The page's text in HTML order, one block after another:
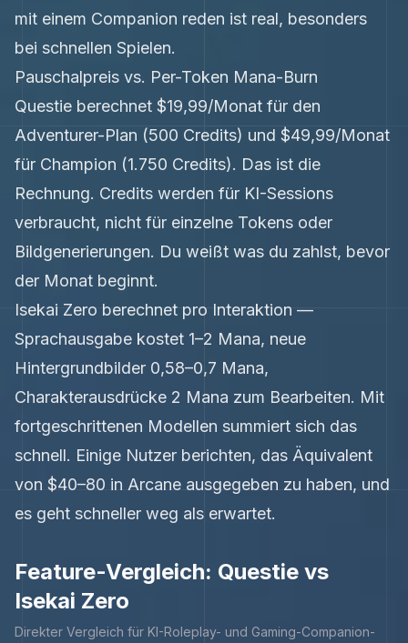
mit einem Companion reden ist real, besonders
bei schnellen Spielen.
Pauschalpreis vs. Per-Token Mana-Burn
Questie berechnet $19,99/Monat für den
Adventurer-Plan (500 Credits) und $49,99/Monat
für Champion (1.750 Credits). Das ist die
Rechnung. Credits werden für KI-Sessions
verbraucht, nicht für einzelne Tokens oder
Bildgenerierungen. Du weißt was du zahlst, bevor
der Monat beginnt.
Isekai Zero berechnet pro Interaktion —
Sprachausgabe kostet 1–2 Mana, neue
Hintergrundbilder 0,58–0,7 Mana,
Charakterausdrücke 2 Mana zum Bearbeiten. Mit
fortgeschrittenen Modellen summiert sich das
schnell. Einige Nutzer berichten, das Äquivalent
von $40–80 in Arcane ausgegeben zu haben, und
es geht schneller weg als erwartet.
Feature-Vergleich: Questie vs
Isekai Zero
Direkter Vergleich für KI-Roleplay- und Gaming-Companion-